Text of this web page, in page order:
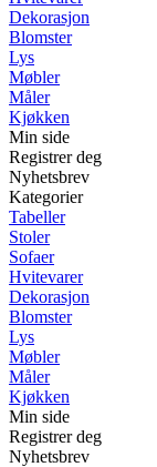
Dekorasjon
Blomster
Lys
Møbler
Måler
Kjøkken
Min side
Registrer deg
Nyhetsbrev
Kategorier
Tabeller
Stoler
Sofaer
Hvitevarer
Dekorasjon
Blomster
Lys
Møbler
Måler
Kjøkken
Min side
Registrer deg
Nyhetsbrev